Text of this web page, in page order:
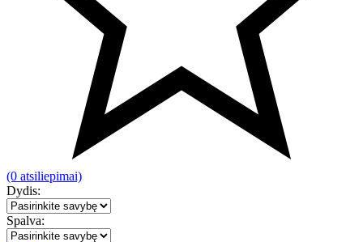
(0 atsiliepimai)
Dydis:
Spalva: